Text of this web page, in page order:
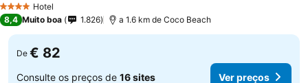
4 EstrelasHotel
8,4 Muito boa 1.826 a 1.6 km de Coco Beach
De € 82
Consulte os preços de 16 sites Ver preços